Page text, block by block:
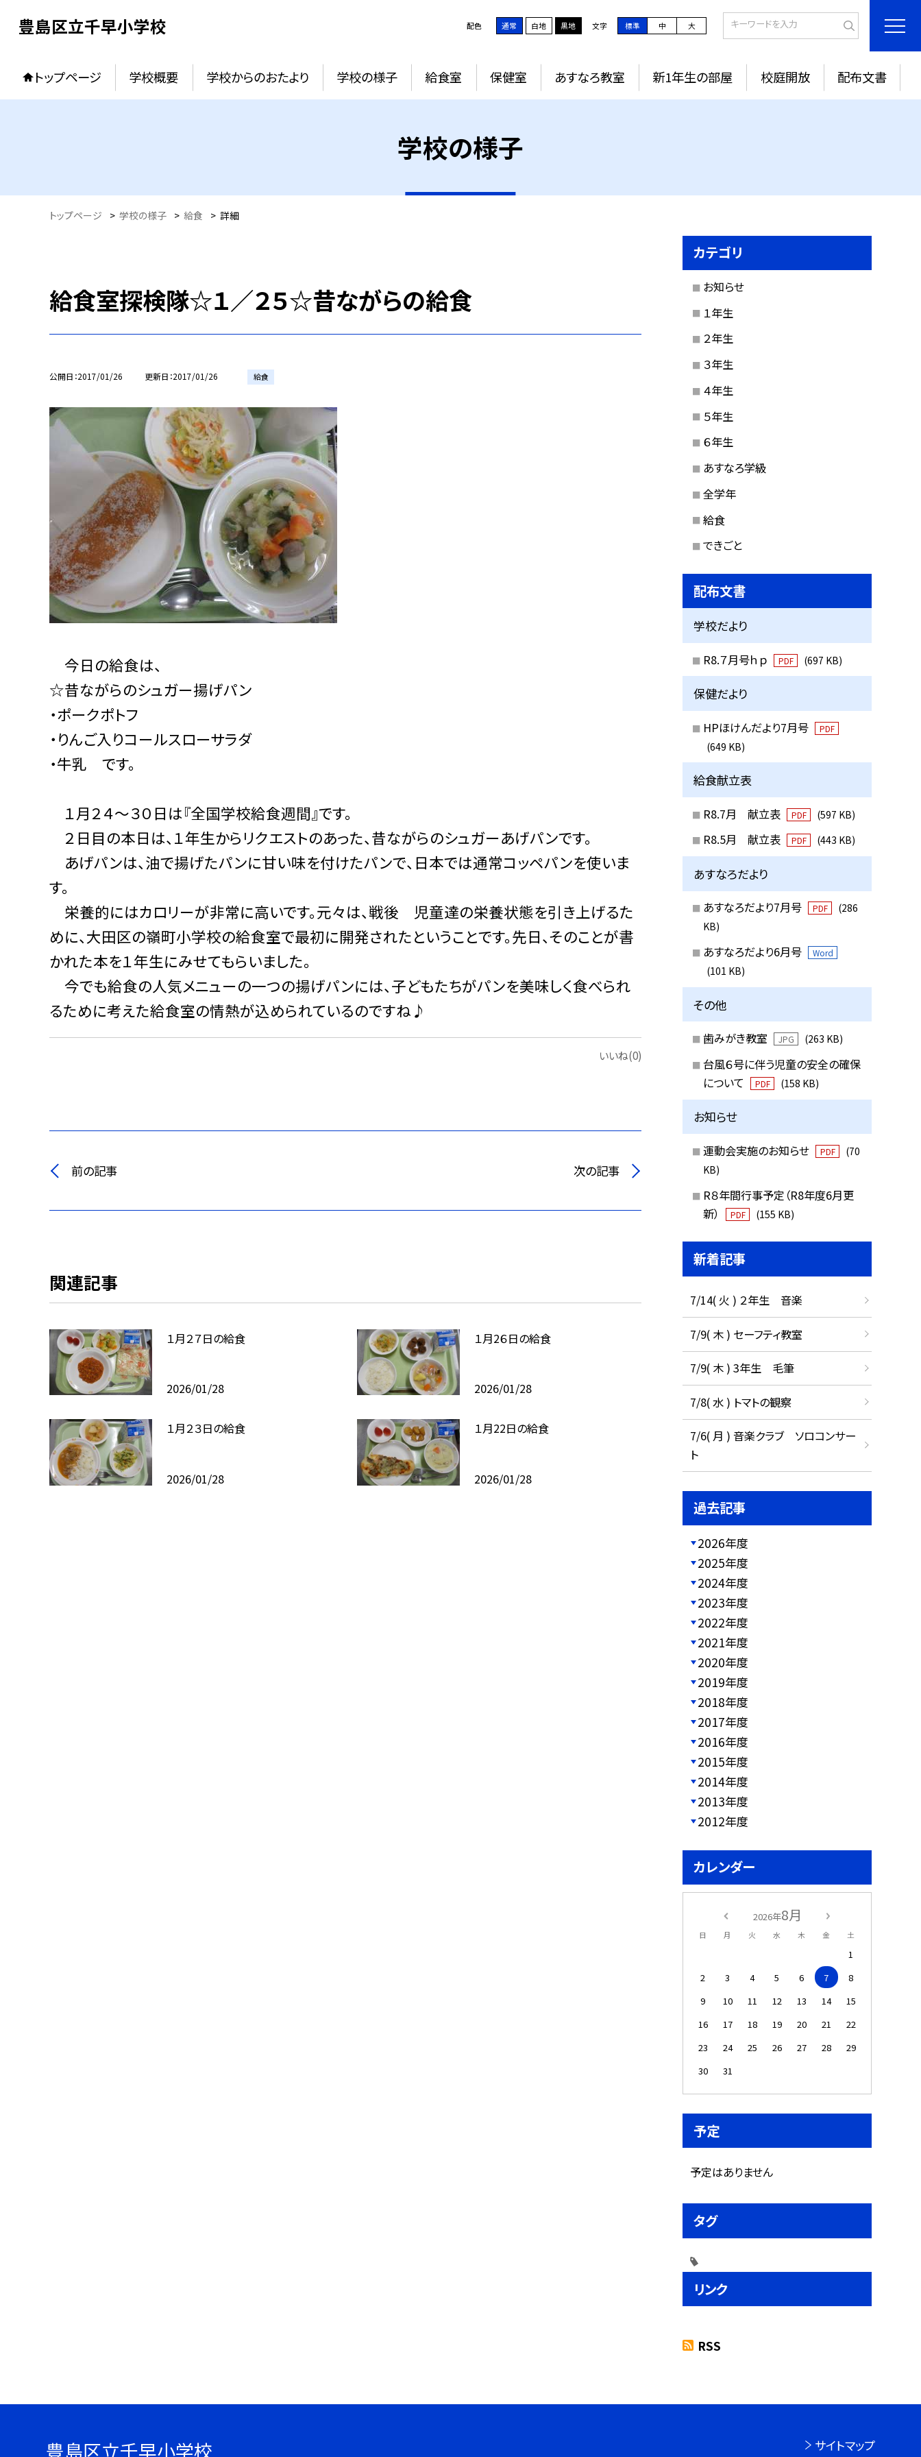
豊島区立千早小学校 配色 通常 白地 黒地 文字 標準 中 大
トップページ 学校概要 学校からのおたより 学校の様子 給食室 保健室 あすなろ教室 新1年生の部屋 校庭開放 配布文書
学校の様子
トップページ > 学校の様子 > 給食 > 詳細
給食室探検隊☆１／２５☆昔ながらの給食
公開日 2017/01/26 更新日 2017/01/26 給食
今日の給食は、
☆昔ながらのシュガー揚げパン
・ポークポトフ
・りんご入りコールスローサラダ
・牛乳 です。
１月２４〜３０日は『全国学校給食週間』です。
２日目の本日は、１年生からリクエストのあった、昔ながらのシュガーあげパンです。
あげパンは、油で揚げたパンに甘い味を付けたパンで、日本では通常コッペパンを使いま
す。
栄養的にはカロリーが非常に高いです。元々は、戦後 児童達の栄養状態を引き上げるた
めに、大田区の嶺町小学校の給食室で最初に開発されたということです。先日、そのことが書
かれた本を１年生にみせてもらいました。
今でも給食の人気メニューの一つの揚げパンには、子どもたちがパンを美味しく食べられ
るために考えた給食室の情熱が込められているのですね♪
いいね(0)
前の記事 次の記事
関連記事
１月２７日の給食
2026/01/28
１月2６日の給食
2026/01/28
１月２３日の給食
2026/01/28
１月22日の給食
2026/01/28
カテゴリ
お知らせ
１年生
２年生
３年生
４年生
５年生
６年生
あすなろ学級
全学年
給食
できごと
配布文書
学校だより
R8.７月号ｈｐ PDF (697 KB)
保健だより
HPほけんだより7月号 PDF
(649 KB)
給食献立表
R8.7月 献立表 PDF (597 KB)
R8.5月 献立表 PDF (443 KB)
あすなろだより
あすなろだより7月号 PDF
(286
KB)
あすなろだより6月号 Word
(101 KB)
その他
歯みがき教室 JPG (263 KB)
台風６号に伴う児童の安全の確保
について
PDF (158 KB)
お知らせ
運動会実施のお知らせ PDF
(70
KB)
R８年間行事予定（R8年度6月更
新）
PDF (155 KB)
新着記事
7/14( 火 ) ２年生 音楽
7/9( 木 ) セーフティ教室
7/9( 木 ) 3年生 毛筆
7/8( 水 ) トマトの観察
7/6( 月 ) 音楽クラブ ソロコンサー
ト
過去記事
2026年度
2025年度
2024年度
2023年度
2022年度
2021年度
2020年度
2019年度
2018年度
2017年度
2016年度
2015年度
2014年度
2013年度
2012年度
カレンダー
2026年8月
日 月 火 水 木 金 土
1
2
3 4 5 6 7
8
9
10 11 12 13 14
15
16
17 18 19 20 21
22
23
24 25 26 27 28
29
30
31
予定
予定はありません
タグ
リンク
RSS
豊島区立千早小学校 サイトマップ